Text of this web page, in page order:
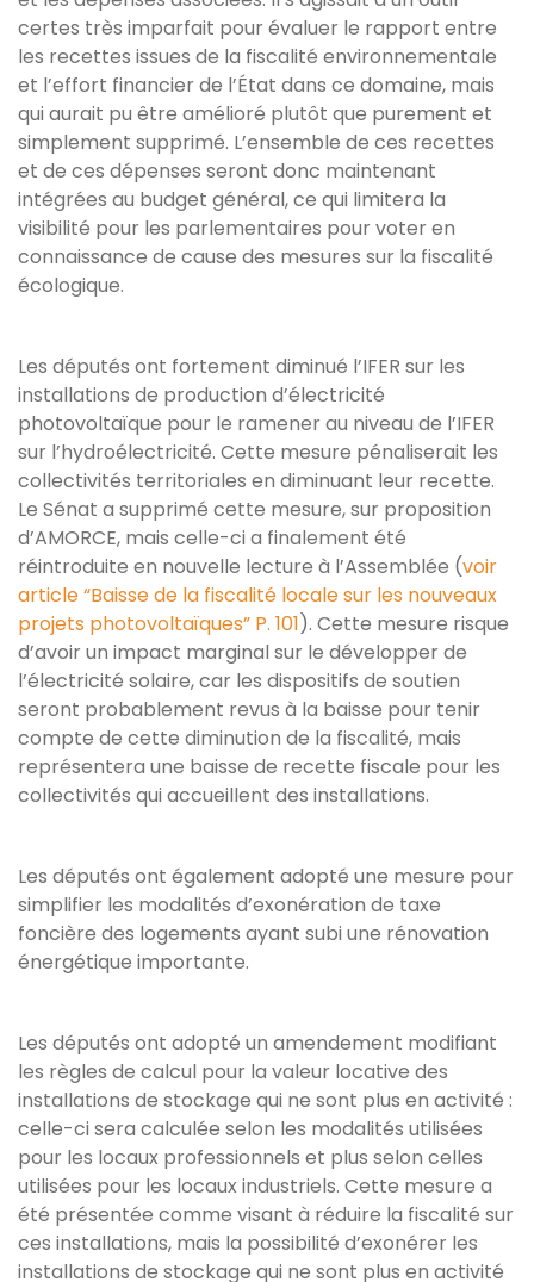
certes très imparfait pour évaluer le rapport entre
les recettes issues de la fiscalité environnementale
et l’effort financier de l’État dans ce domaine, mais
qui aurait pu être amélioré plutôt que purement et
simplement supprimé. L’ensemble de ces recettes
et de ces dépenses seront donc maintenant
intégrées au budget général, ce qui limitera la
visibilité pour les parlementaires pour voter en
connaissance de cause des mesures sur la fiscalité
écologique.
Les députés ont fortement diminué l’IFER sur les
installations de production d’électricité
photovoltaïque pour le ramener au niveau de l’IFER
sur l’hydroélectricité. Cette mesure pénaliserait les
collectivités territoriales en diminuant leur recette.
Le Sénat a supprimé cette mesure, sur proposition
d’AMORCE, mais celle-ci a finalement été
réintroduite en nouvelle lecture à l’Assemblée (voir
article “Baisse de la fiscalité locale sur les nouveaux
projets photovoltaïques” P. 101). Cette mesure risque
d’avoir un impact marginal sur le développer de
l’électricité solaire, car les dispositifs de soutien
seront probablement revus à la baisse pour tenir
compte de cette diminution de la fiscalité, mais
représentera une baisse de recette fiscale pour les
collectivités qui accueillent des installations.
Les députés ont également adopté une mesure pour
simplifier les modalités d’exonération de taxe
foncière des logements ayant subi une rénovation
énergétique importante.
Les députés ont adopté un amendement modifiant
les règles de calcul pour la valeur locative des
installations de stockage qui ne sont plus en activité :
celle-ci sera calculée selon les modalités utilisées
pour les locaux professionnels et plus selon celles
utilisées pour les locaux industriels. Cette mesure a
été présentée comme visant à réduire la fiscalité sur
ces installations, mais la possibilité d’exonérer les
installations de stockage qui ne sont plus en activité